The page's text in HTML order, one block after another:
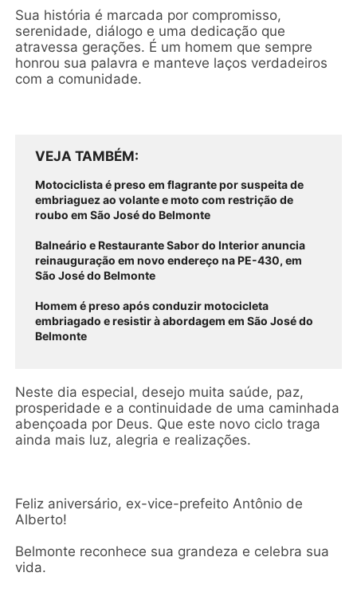
Sua história é marcada por compromisso,
serenidade, diálogo e uma dedicação que
atravessa gerações. É um homem que sempre
honrou sua palavra e manteve laços verdadeiros
com a comunidade.
VEJA TAMBÉM
Motociclista é preso em flagrante por suspeita de
embriaguez ao volante e moto com restrição de
roubo em São José do Belmonte
Balneário e Restaurante Sabor do Interior anuncia
reinauguração em novo endereço na PE-430, em
São José do Belmonte
Homem é preso após conduzir motocicleta
embriagado e resistir à abordagem em São José do
Belmonte
Neste dia especial, desejo muita saúde, paz,
prosperidade e a continuidade de uma caminhada
abençoada por Deus. Que este novo ciclo traga
ainda mais luz, alegria e realizações.
Feliz aniversário, ex-vice-prefeito Antônio de
Alberto!
Belmonte reconhece sua grandeza e celebra sua
vida.